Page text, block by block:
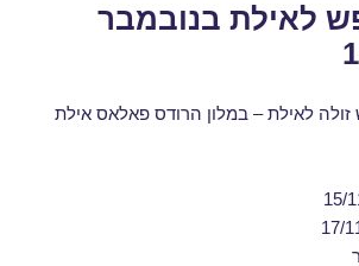
לאילת בנובמבר
לאילת – במלון הרודס פאלאס אילת